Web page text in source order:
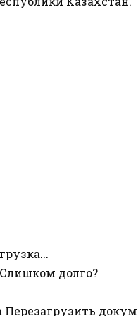
Слишком долго?
Перезагрузить